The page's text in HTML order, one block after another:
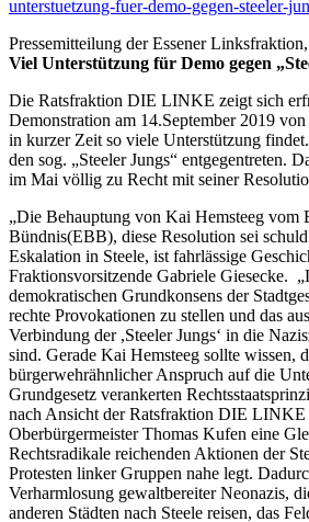
unterstuetzung-fuer-demo-gegen-steeler-
Pressemitteilung der Essener Linksfraktion,
Viel Unterstützung für Demo gegen
Die Ratsfraktion DIE LINKE zeigt sich
Demonstration am 14.September 2019
in kurzer Zeit so viele Unterstützung
den sog. „Steeler Jungs“ entgegentreten.
im Mai völlig zu Recht mit seiner
„Die Behauptung von Kai Hemsteeg vom
Bündnis(EBB), diese Resolution sei
Eskalation in Steele, ist fahrlässige
Fraktionsvorsitzende Gabriele Giesecke.
demokratischen Grundkonsens der
rechte Provokationen zu stellen und das
Verbindung der ,Steeler Jungs‘ in die
sind. Gerade Kai Hemsteeg sollte wissen,
bürgerwehrähnlicher Anspruch auf die
Grundgesetz verankerten
nach Ansicht der Ratsfraktion DIE LINKE
Oberbürgermeister Thomas Kufen eine
Rechtsradikale reichenden Aktionen der
Protesten linker Gruppen nahe legt.
Verharmlosung gewaltbereiter Neonazis,
anderen Städten nach Steele reisen, das